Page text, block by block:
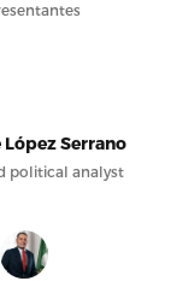
López Serrano
political analyst